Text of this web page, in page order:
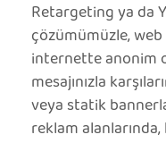
Retargeting ya da
çözümümüzle,
internette anonim
mesajınızla
veya statik
reklam alanlarında,